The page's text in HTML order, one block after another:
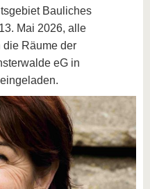
Bauliches
Mai 2026, alle
die Räume der
eG in